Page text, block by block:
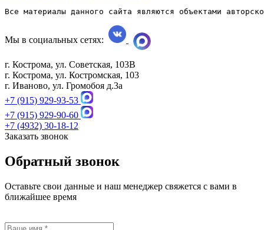
Все материалы данного сайта являются объектами
Мы в социальных сетях:
г. Кострома, ул. Советская, 103В
г. Кострома, ул. Костромская, 103
г. Иваново, ул. Громобоя д.3а
+7 (915) 929-93-53
+7 (915) 929-90-60
+7 (4932) 30-18-12
Заказать звонок
Обратный звонок
Оставьте свои данные и наш менеджер свяжется с вами в
ближайшее время